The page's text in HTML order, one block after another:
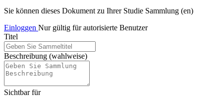
Sie können dieses Dokument zu Ihrer Studie Sammlung (en)
Einloggen Nur gültig für autorisierte Benutzer
Titel
Beschreibung (wahlweise)
Sichtbar für